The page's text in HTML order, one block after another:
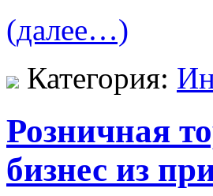
(далее…)
Категория:
Розничная
бизнес из